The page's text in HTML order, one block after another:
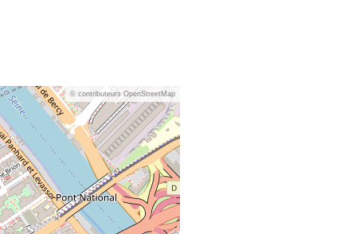
© contributeurs OpenStreetMap